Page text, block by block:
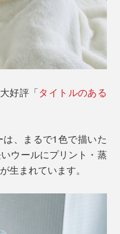
好評「タイトルのある
、まるで1色で描いた
ウールにプリント・蒸
生まれています。